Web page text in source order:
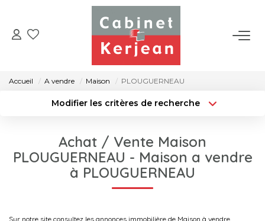
ACHETER
NOS AGENCES
Accueil A vendre Maison PLOUGUERNEAU
Modifier les critères de recherche
Sélectionnez...
Type de bien
Surface min
Rayon
Achat / Vente Maison
PLOUGUERNEAU - Maison a vendre
à PLOUGUERNEAU
Sur notre site consultez les annonces immobilière de Maison à vendre